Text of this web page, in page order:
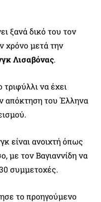
ξανά δικό του τον
χρόνο μετά την
Λισαβόνας.
να έχει
απόκτηση του Έλληνα
είναι ανοιχτή όπως
με τον Βαγιαννίδη να
συμμετοχές.
το προηγούμενο